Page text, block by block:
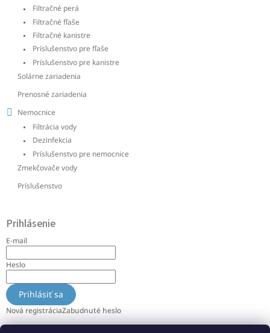
Filtračné perá
Filtračné fľaše
Filtračné kanistre
Príslušenstvo pre fľaše
Príslušenstvo pre kanistre
Solárne zariadenia
Prenosné zariadenia
Nemocnice
Filtrácia vody
Dezinfekcia
Príslušenstvo pre nemocnice
Zmekčovače vody
Príslušenstvo
Prihlásenie
E-mail
Heslo
Prihlásiť sa
Nová registráciaZabudnuté heslo